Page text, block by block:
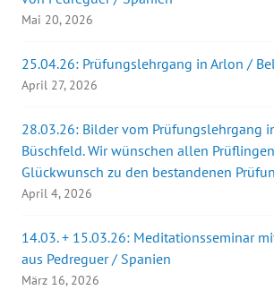
Mai 20, 2026
25.04.26: Prüfungslehrgang in Arlon /
April 27, 2026
28.03.26: Bilder vom Prüfungslehrgang
Büschfeld. Wir wünschen allen
Glückwunsch zu den bestandenen
April 4, 2026
14.03. + 15.03.26: Meditationsseminar
aus Pedreguer / Spanien
März 16, 2026